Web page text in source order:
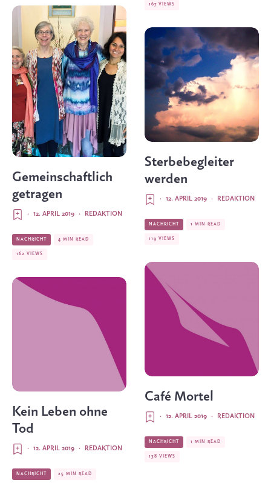
Gemeinschaftlich
getragen
REDAKTION
·
12. APRIL 2019
·
NACHRICHT 4 MIN READ
162 VIEWS
Kein Leben ohne
Tod
REDAKTION
·
12. APRIL 2019
·
NACHRICHT 25 MIN READ
167 VIEWS
Sterbebegleiter
werden
REDAKTION
·
12. APRIL 2019
·
NACHRICHT 1 MIN READ
119 VIEWS
Café Mortel
REDAKTION
·
12. APRIL 2019
·
NACHRICHT 1 MIN READ
138 VIEWS